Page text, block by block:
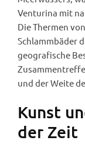
Venturina mit
Die Thermen
Schlammbäder
geografische
und der Weite
Kunst
der Zeit